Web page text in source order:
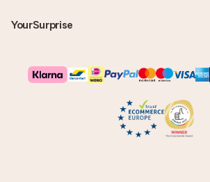
YourSurprise